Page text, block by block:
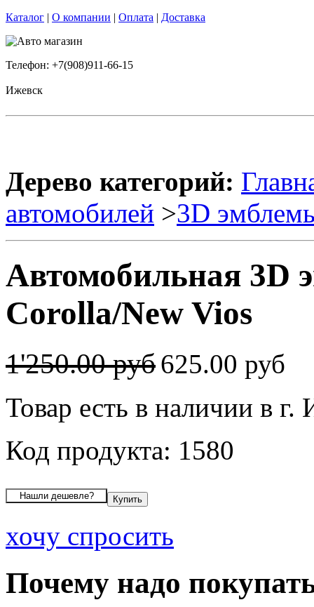
Каталог | О компании | Оплата | Доставка
Телефон: +7(908)911-66-15
Ижевск
Дерево категорий:
автомобилей >3D
Автомобильная 3D
Corolla/New Vios
1'250.00 руб625.00 руб
Товар есть в наличии в г.
Код продукта: 1580
хочу спросить
Почему надо